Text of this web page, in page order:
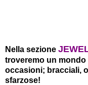
Nella sezione
troveremo un
occasioni; bracciali,
sfarzose!